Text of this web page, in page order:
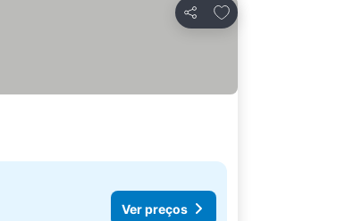
Partilhar
Adicionar aos favoritos
Ver preços